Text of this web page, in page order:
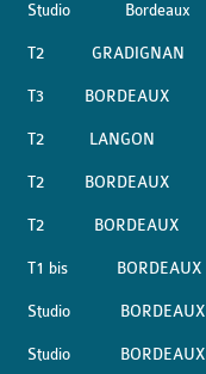
Studio Bordeaux
T2 GRADIGNAN
T3 BORDEAUX
T2 LANGON
T2 BORDEAUX
T2 BORDEAUX
T1 bis BORDEAUX
Studio BORDEAUX
Studio BORDEAUX